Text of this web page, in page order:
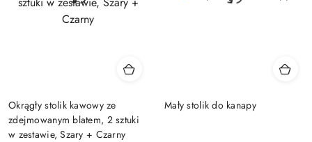
Okrągły stolik kawowy ze
zdejmowanym blatem, 2 sztuki
w zestawie, Szary + Czarny
Mały stolik do kanapy